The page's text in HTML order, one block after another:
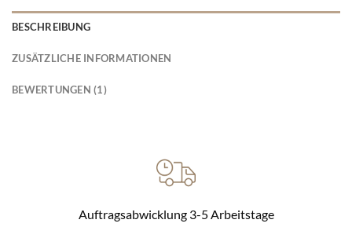
BESCHREIBUNG
ZUSÄTZLICHE INFORMATIONEN
BEWERTUNGEN (1)
Auftragsabwicklung 3-5 Arbeitstage